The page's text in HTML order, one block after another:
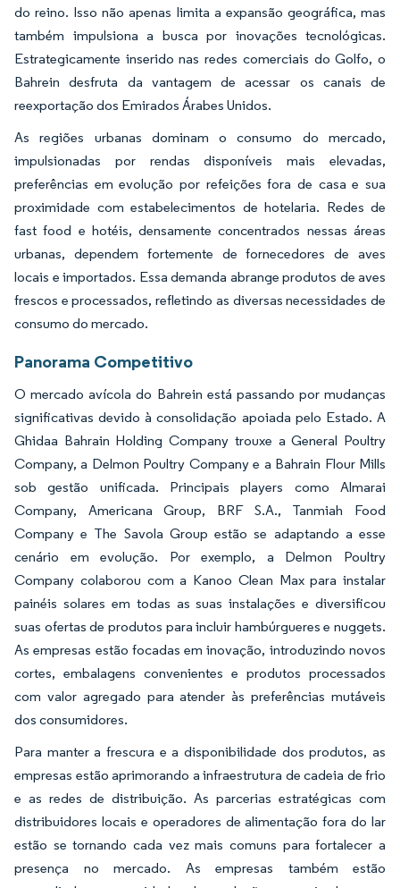
do reino. Isso não apenas limita a expansão geográfica, mas
também impulsiona a busca por inovações tecnológicas.
Estrategicamente inserido nas redes comerciais do Golfo, o
Bahrein desfruta da vantagem de acessar os canais de
reexportação dos Emirados Árabes Unidos.
As regiões urbanas dominam o consumo do mercado,
impulsionadas por rendas disponíveis mais elevadas,
preferências em evolução por refeições fora de casa e sua
proximidade com estabelecimentos de hotelaria. Redes de
fast food e hotéis, densamente concentrados nessas áreas
urbanas, dependem fortemente de fornecedores de aves
locais e importados. Essa demanda abrange produtos de aves
frescos e processados, refletindo as diversas necessidades de
consumo do mercado.
Panorama Competitivo
O mercado avícola do Bahrein está passando por mudanças
significativas devido à consolidação apoiada pelo Estado. A
Ghidaa Bahrain Holding Company trouxe a General Poultry
Company, a Delmon Poultry Company e a Bahrain Flour Mills
sob gestão unificada. Principais players como Almarai
Company, Americana Group, BRF S.A., Tanmiah Food
Company e The Savola Group estão se adaptando a esse
cenário em evolução. Por exemplo, a Delmon Poultry
Company colaborou com a Kanoo Clean Max para instalar
painéis solares em todas as suas instalações e diversificou
suas ofertas de produtos para incluir hambúrgueres e nuggets.
As empresas estão focadas em inovação, introduzindo novos
cortes, embalagens convenientes e produtos processados
com valor agregado para atender às preferências mutáveis
dos consumidores.
Para manter a frescura e a disponibilidade dos produtos, as
empresas estão aprimorando a infraestrutura de cadeia de frio
e as redes de distribuição. As parcerias estratégicas com
distribuidores locais e operadores de alimentação fora do lar
estão se tornando cada vez mais comuns para fortalecer a
presença no mercado. As empresas também estão